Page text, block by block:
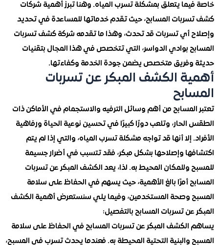
يتعلق بمشكلة تسرب المياه. وهنا تبرز أهمية شركات
المسابح، حيث تقدم خدماتها للمساعدة في تحديد
أي تسربات قد تحدث، وهذا ما تقدمه شركة كشف تسربات
بوادي الدواسر، التي تتخصص في هذا المجال بتقنيات
وفريق متخصص يضمن جودة الخدمة وكفاءتها.
الكشف المبكر عن تسربات
من أهم وسائل الترفيه والاستجمام في الأماكن ذات
وتلعب دورًا كبيرًا في تحسين نوعية الحياة ورفاهية
إلا أنها قد تواجه مشكلة تسرب المياه، والتي إذا لم يتم
وإصلاحها بشكل مبكر، فقد تتسبب في أضرار جسيمة
وللمكان المحيط به. لذا، يعد الكشف المبكر عن تسربات
أمرًا بالغ الأهمية، حيث يسهم في الحفاظ على سلامة
وصحة المستخدمين، وفيما يلي سنستعرض أهمية الكشف
عن تسربات المسابح بالتفصيل:
المبكر عن تسربات المسابح في الحفاظ على سلامة
والبنية التحتية المحيطة به. فعندما يحدث تسرب في المسبح،